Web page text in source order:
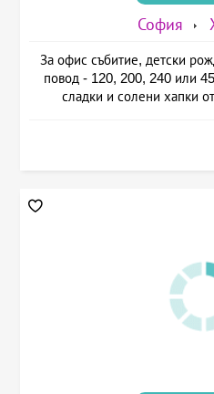
София
За офис събитие, детски
повод - 120, 200, 240 или
сладки и солени хапки